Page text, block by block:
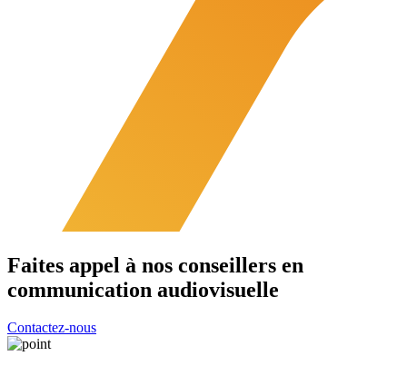
Faites appel à nos conseillers en
communication audiovisuelle
Contactez-nous